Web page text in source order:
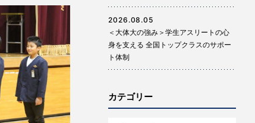
2026.08.05
＜大体大の強み＞学生アスリートの心
身を支える 全国トップクラスのサポー
ト体制
カテゴリー